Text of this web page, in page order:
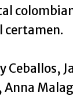
certamen.
Ceballos,
Anna